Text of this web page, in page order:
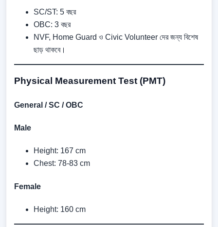
SC/ST: 5 বছর
OBC: 3 বছর
NVF, Home Guard ও Civic Volunteer দের জন্য বিশেষ
ছাড় থাকবে।
Physical Measurement Test (PMT)
General / SC / OBC
Male
Height: 167 cm
Chest: 78-83 cm
Female
Height: 160 cm